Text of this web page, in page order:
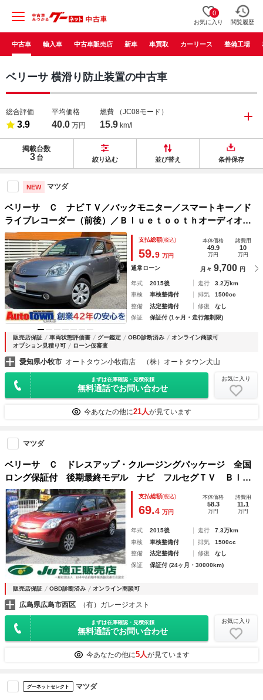
0
お気に入り 閲覧履歴
中古車 輸入車 中古車販売店 新車 車買取 カーリース 整備工場
ベリーサ 横滑り防止装置の中古車
総合評価
3.9
平均価格
40.0 万円
燃費 （JC08モード）
15.9 km/l
掲載台数
3 台 絞り込む 並び替え 条件保存
NEW マツダ
ベリーサ Ｃ ナビＴＶ／バックモニター／スマートキー／ド
ライブレコーダー（前後）／Ｂｌｕｅｔｏｏｔｈオーディオ／
フルセグＴＶ／革巻きハンドル／フォグランプ／オートライト
／オートエアコン／プライバシーガラス／ＤＶＤ
支払総額(税込)
59.9 万円
本体価格
49.9
万円
諸費用
10
万円
通常ローン 月々 9,700 円
年式 2015後 走行
3.2万km
車検
車検整備付 排気
1500cc
整備
法定整備付 修復
なし
保証
保証付 (1ヶ月・走行無制限)
販売店保証 車両状態評価書 グー鑑定 OBD診断済み
オンライン商談可
オプション見積り可
ローン仮審査
愛知県小牧市 オートタウン小牧南店 （株）オートタウン犬山
まずは在庫確認・見積依頼
無料通話でお問い合わせ
お気に入り
今あなたの他に21人が見ています
マツダ
ベリーサ Ｃ ドレスアップ・クルージングパッケージ 全国
ロング保証付 後期最終モデル ナビ フルセグＴＶ Ｂｌｕ
ｅｔｏｏｔｈ ＤＶＤ再生 ＵＳＢ接続 オートライト コー
ナーセンサー ＥＴＣ スマートキー２個 禁煙車
支払総額(税込)
69.4 万円
本体価格
58.3
万円
諸費用
11.1
万円
年式 2015後 走行
7.3万km
車検
車検整備付 排気
1500cc
整備
法定整備付 修復
なし
保証
保証付 (24ヶ月・30000km)
販売店保証 OBD診断済み オンライン商談可
広島県広島市西区 （有）ガレージオスト
まずは在庫確認・見積依頼
無料通話でお問い合わせ
お気に入り
今あなたの他に5人が見ています
グーネットセレクト マツダ